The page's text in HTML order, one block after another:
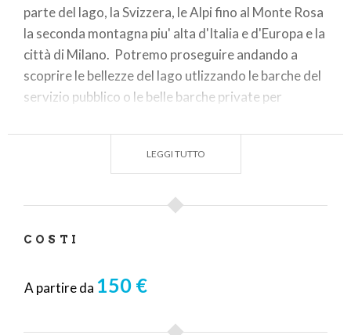
parte del lago, la Svizzera, le Alpi fino al Monte Rosa
la seconda montagna piu' alta d'Italia e d'Europa e la
città di Milano. Potremo proseguire andando a
scoprire le bellezze del lago utlizzando le barche del
servizio pubblico o le belle barche private per
hanno comprato. Alcune è possibile visitarle come
Villa Balbianello utilizzata anche come set
associa alla bellezza della Villa quella del Parco
potrà scoprire la bellezza della cittadina e fare la
parchi piu' grandi del parco. Ma evenualmente
Varenna famosa anche per la bella Villa Monastero
LEGGI TUTTO
COSTI
A partire da 150 €